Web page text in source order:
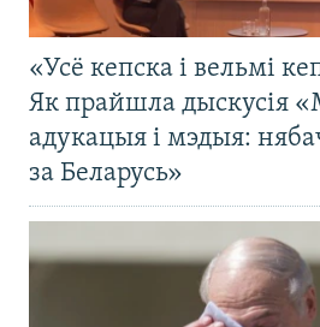
«Усё кепска і вельмі
Як прайшла дыскусія
адукацыя і мэдыя:
за Беларусь»